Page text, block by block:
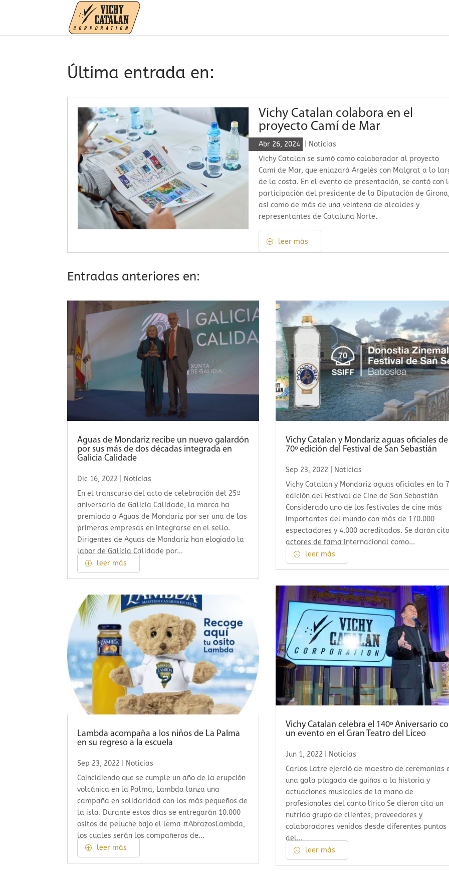
Última entrada en:
Vichy Catalan colabora en el
proyecto Camí de Mar
Abr 26, 2024
Noticias
Vichy Catalan se sumó como colaborador al proyecto
Camí de Mar, que enlazará Argelès con Malgrat a lo
de la costa. En el evento de presentación, se contó con
participación del presidente de la Diputación de
así como de más de una veintena de alcaldes y
representantes de Cataluña Norte.
leer más
Entradas anteriores en:
Aguas de Mondariz recibe un nuevo galardón
por sus más de dos décadas integrada en
Galicia Calidade
Dic 16, 2022
Noticias
En el transcurso del acto de celebración del 25º
aniversario de Galicia Calidade, la marca ha
premiado a Aguas de Mondariz por ser una de las
primeras empresas en integrarse en el sello.
Dirigentes de Aguas de Mondariz han elogiado la
labor de Galicia Calidade por...
leer más
Lambda acompaña a los niños de La Palma
en su regreso a la escuela
Sep 23, 2022
Noticias
Coincidiendo que se cumple un año de la erupción
volcánica en la Palma, Lambda lanza una
campaña en solidaridad con los más pequeños de
la isla. Durante estos días se entregarán 10.000
ositos de peluche bajo el lema #AbrazosLambda,
los cuales serán los compañeros de...
leer más
Vichy Catalan y Mondariz aguas oficiales
70º edición del Festival de San Sebastián
Sep 23, 2022
Noticias
Vichy Catalan y Mondariz aguas oficiales en la
edición del Festival de Cine de San Sebastián
Considerado uno de los festivales de cine más
importantes del mundo con más de 170.000
espectadores y 4.000 acreditados. Se darán
actores de fama internacional como...
leer más
Vichy Catalan celebra el 140º Aniversario
un evento en el Gran Teatro del Liceo
Jun 1, 2022
Noticias
Carlos Latre ejerció de maestro de ceremonias
una gala plagada de guiños a la historia y
actuaciones musicales de la mano de
profesionales del canto lírico Se dieron cita un
nutrido grupo de clientes, proveedores y
colaboradores venidos desde diferentes puntos
del...
leer más